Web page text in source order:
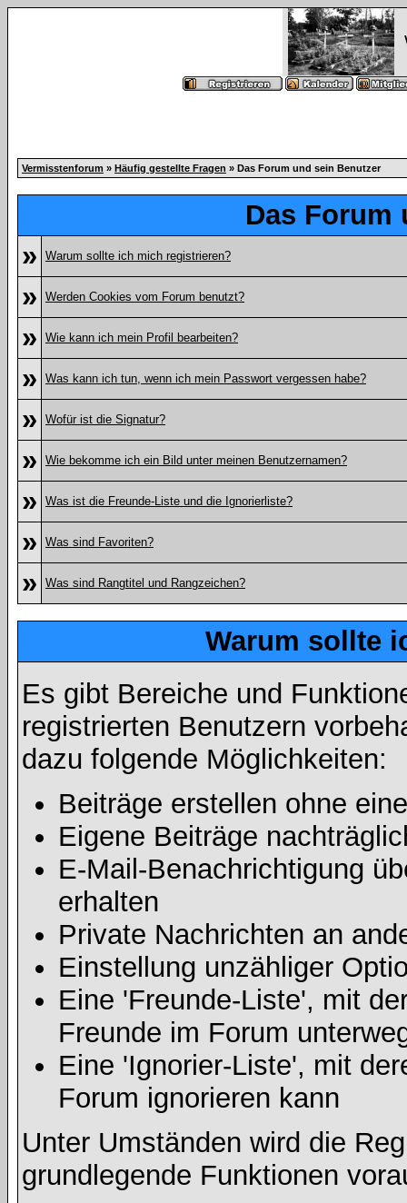
Vermisstenforum » Häufig gestellte Fragen » Das Forum und sein Benutzer
Das Forum
»
Warum sollte ich mich registrieren?
» Werden Cookies vom Forum benutzt?
» Wie kann ich mein Profil bearbeiten?
» Was kann ich tun, wenn ich mein Passwort vergessen habe?
» Wofür ist die Signatur?
» Wie bekomme ich ein Bild unter meinen Benutzernamen?
» Was ist die Freunde-Liste und die Ignorierliste?
» Was sind Favoriten?
» Was sind Rangtitel und Rangzeichen?
Warum sollte
Es gibt Bereiche und
registrierten Benutzern
dazu folgende Möglichkeiten:
Beiträge erstellen ohne
Eigene Beiträge
E-Mail-Benachrichtigung
erhalten
Private Nachrichten an
Einstellung unzähliger
Eine 'Freunde-Liste', mit
Freunde im Forum
Eine 'Ignorier-Liste', mit
Forum ignorieren kann
Unter Umständen wird die
grundlegende Funktionen